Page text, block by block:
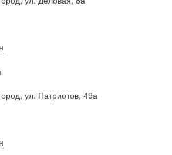
ул. Патриотов, 49а